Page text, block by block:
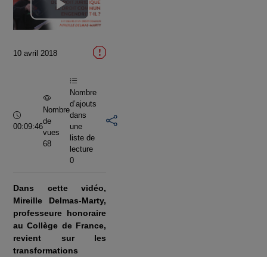
Lire
vidéo
10 avril 2018
Durée :
00:09:46
Nombre
de
vues
68
Nombre
d’ajouts
dans
une
liste de
lecture
0
Dans cette vidéo,
Mireille Delmas-Marty,
professeure honoraire
au Collège de France,
revient sur les
transformations